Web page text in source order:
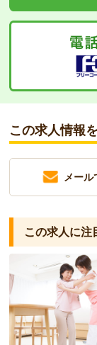
この求人情報
メール
この求人に注